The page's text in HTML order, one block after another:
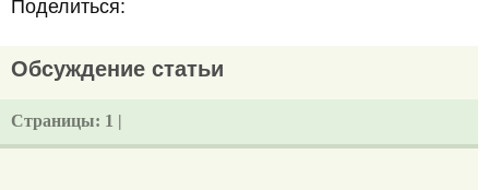
Поделиться:
Обсуждение статьи
Страницы: 1 |